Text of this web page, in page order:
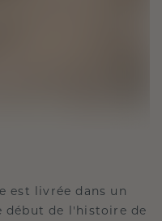
est livrée dans un
début de l'histoire de